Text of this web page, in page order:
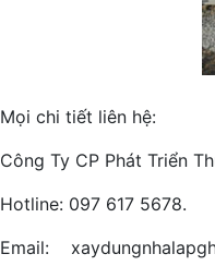
Mọi chi tiết liên hệ:
Công Ty CP Phát Triển
Hotline: 097 617 5678.
Email: